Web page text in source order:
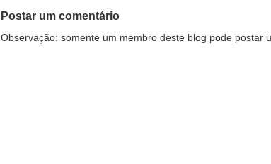
Postar um comentário
Observação: somente um membro deste blog pode postar